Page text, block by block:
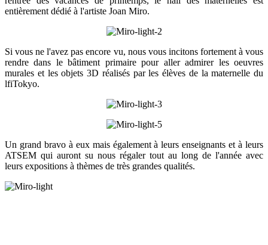
entièrement dédié à l'artiste Joan Miro.
Si vous ne l'avez pas encore vu, nous vous incitons fortement à vous
rendre dans le bâtiment primaire pour aller admirer les oeuvres
murales et les objets 3D réalisés par les élèves de la maternelle du
lfiTokyo.
Un grand bravo à eux mais également à leurs enseignants et à leurs
ATSEM qui auront su nous régaler tout au long de l'année avec
leurs expositions à thèmes de très grandes qualités.